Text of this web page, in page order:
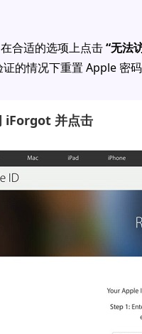
合适的选项上点击“无法
的情况下重置 Apple 密
iForgot 并点击